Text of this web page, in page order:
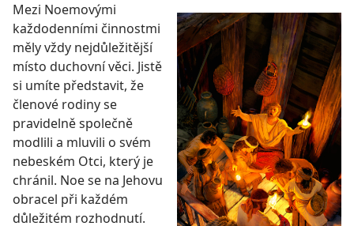
Mezi Noemovými
každodenními činnostmi
měly vždy nejdůležitější
místo duchovní věci. Jistě
si umíte představit, že
členové rodiny se
pravidelně společně
modlili a mluvili o svém
nebeském Otci, který je
chránil. Noe se na Jehovu
obracel při každém
důležitém rozhodnutí.